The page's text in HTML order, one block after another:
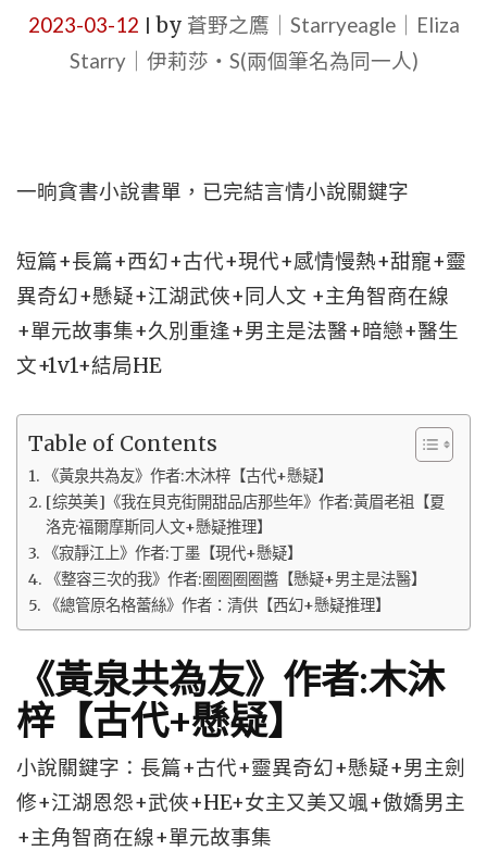
2023-03-12 by 蒼野之鷹｜Starryeagle｜Eliza
Starry｜伊莉莎・S(兩個筆名為同一人)
一晌貪書小說書單，已完結言情小說關鍵字
短篇+長篇+西幻+古代+現代+感情慢熱+甜寵+靈
異奇幻+懸疑+江湖武俠+同人文 +主角智商在線
+單元故事集+久別重逢+男主是法醫+暗戀+醫生
文+1v1+結局HE
Table of Contents
《黃泉共為友》作者:木沐梓【古代+懸疑】
[综英美]《我在貝克街開甜品店那些年》作者:黃眉老祖【夏
洛克·福爾摩斯同人文+懸疑推理】
《寂靜江上》作者:丁墨【現代+懸疑】
《整容三次的我》作者:圈圈圈圈醬【懸疑+男主是法醫】
《總管原名格蕾絲》作者：清供【西幻+懸疑推理】
《黃泉共為友》作者:木沐
梓【古代+懸疑】
小說關鍵字：長篇+古代+靈異奇幻+懸疑+男主劍
修+江湖恩怨+武俠+HE+女主又美又颯+傲嬌男主
+主角智商在線+單元故事集